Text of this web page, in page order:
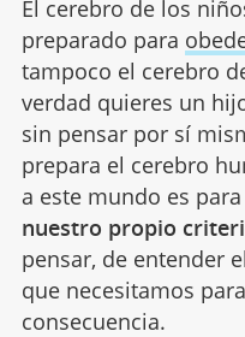
El cerebro de los
preparado para
tampoco el cerebro
verdad quieres un
sin pensar por sí
prepara el cerebro
a este mundo es
nuestro propio
pensar, de entender
que necesitamos
consecuencia.